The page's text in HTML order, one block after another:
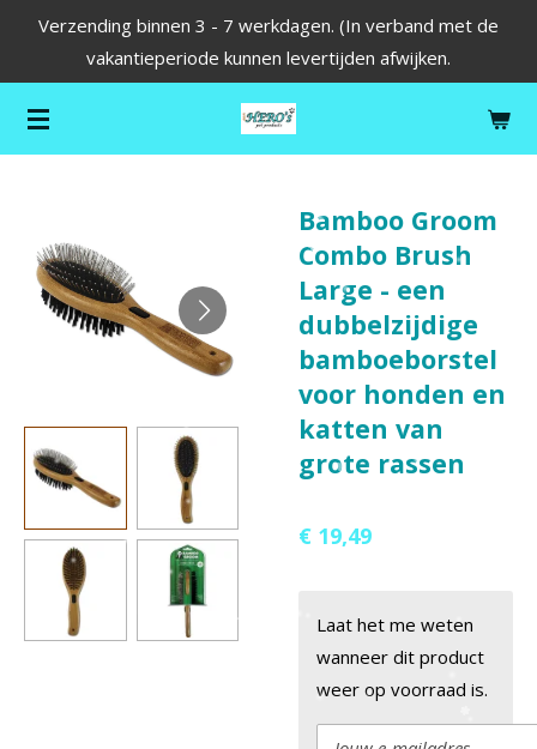
de
hoofdinhoud
Verzending binnen 3 - 7 werkdagen. (In verband met de
vakantieperiode kunnen levertijden afwijken.
Bamboo Groom
Combo Brush
Large - een
dubbelzijdige
bamboeborstel
voor honden en
katten van
grote rassen
€ 19,49
Laat het me weten
wanneer dit product
weer op voorraad is.